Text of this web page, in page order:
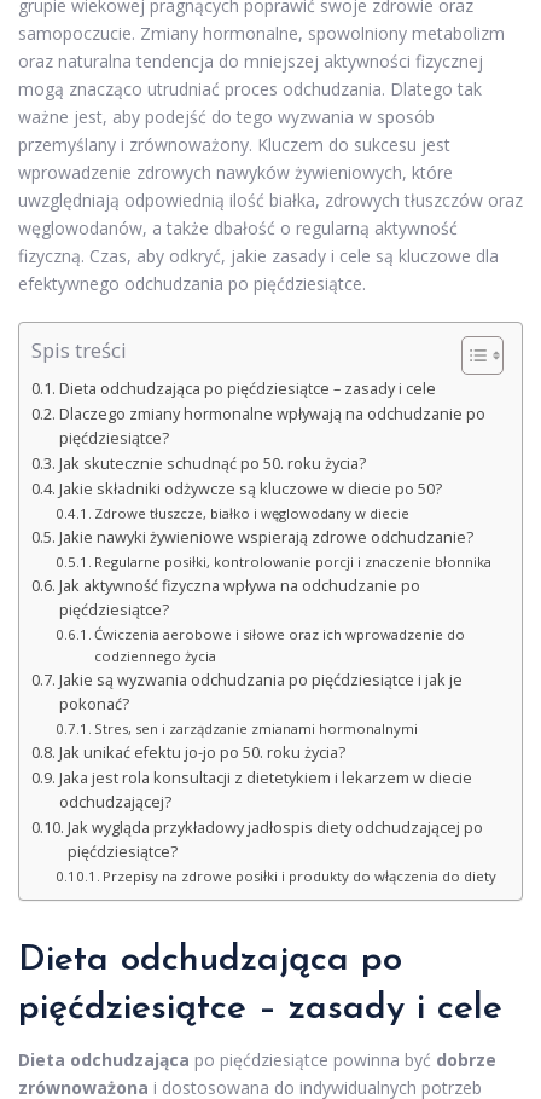
grupie wiekowej pragnących poprawić swoje zdrowie oraz
samopoczucie. Zmiany hormonalne, spowolniony metabolizm
oraz naturalna tendencja do mniejszej aktywności fizycznej
mogą znacząco utrudniać proces odchudzania. Dlatego tak
ważne jest, aby podejść do tego wyzwania w sposób
przemyślany i zrównoważony. Kluczem do sukcesu jest
wprowadzenie zdrowych nawyków żywieniowych, które
uwzględniają odpowiednią ilość białka, zdrowych tłuszczów oraz
węglowodanów, a także dbałość o regularną aktywność
fizyczną. Czas, aby odkryć, jakie zasady i cele są kluczowe dla
efektywnego odchudzania po pięćdziesiątce.
Spis treści
Dieta odchudzająca po pięćdziesiątce – zasady i cele
Dlaczego zmiany hormonalne wpływają na odchudzanie po
pięćdziesiątce?
Jak skutecznie schudnąć po 50. roku życia?
Jakie składniki odżywcze są kluczowe w diecie po 50?
Zdrowe tłuszcze, białko i węglowodany w diecie
Jakie nawyki żywieniowe wspierają zdrowe odchudzanie?
Regularne posiłki, kontrolowanie porcji i znaczenie błonnika
Jak aktywność fizyczna wpływa na odchudzanie po
pięćdziesiątce?
Ćwiczenia aerobowe i siłowe oraz ich wprowadzenie do
codziennego życia
Jakie są wyzwania odchudzania po pięćdziesiątce i jak je
pokonać?
Stres, sen i zarządzanie zmianami hormonalnymi
Jak unikać efektu jo-jo po 50. roku życia?
Jaka jest rola konsultacji z dietetykiem i lekarzem w diecie
odchudzającej?
Jak wygląda przykładowy jadłospis diety odchudzającej po
pięćdziesiątce?
Przepisy na zdrowe posiłki i produkty do włączenia do diety
Dieta odchudzająca po
pięćdziesiątce – zasady i cele
Dieta odchudzająca po pięćdziesiątce powinna być dobrze
zrównoważona i dostosowana do indywidualnych potrzeb